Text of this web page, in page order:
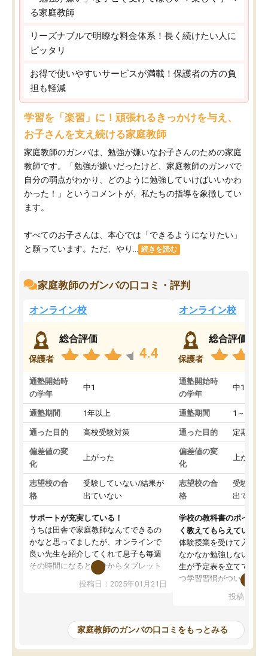
る家庭教師
リーズナブルで明瞭な料金体系！長く続けたい人に
ピッタリ
お得で使いやすいサービスが満載！保護者の方の負
担も軽減
学習を「楽習」に！頑張れるきっかけを与え、
お子さんを支え続ける家庭教師
家庭教師のガンバは、勉強が嫌いなお子さんのための家庭
教師です。「勉強が嫌いだったけど、家庭教師のガンバで
自分の弱点がわかり、どのように勉強していけばいいかわ
かった！」というコメントが、私たちの指導を象徴してい
ます。
すべてのお子さんは、本心では「できるようになりたい」
と願っています。ただ、やり...
続きを読む
家庭教師のガンバの口コミ・評判
オンライン校
保護者
総合評価
4.4
通塾開始時
の学年
中1
通塾期間 1年以上
通った目的 高校受験対策
偏差値の変
化
上がった
志望校の合
格
受験していない/結果が
出ていない
サポートが充実している！
うちは田舎で家庭教師なんてできるの
かなと思ってましたが、オンラインで
良い先生を紹介してくれて息子も毎週
その時間になると自分からタブレット
を開いてzoomを繋げるようになりまし
た！5科目なんでもOKなのもとても気
めて1年ほどだった今では平均点以上の
科目が増えてきました！あと1年受験ま
であるので無料の週末教室を使用しな
投稿日：2025年01月21日
オンライン校
保護者
総合評価
通塾開始時
の学年
中1
通塾期間 1～3ヵ月
通った目的 定期テス
偏差値の変
化
上がった
志望校の合
格
受験して
出ていな
学校の教科書のポイント
く教えてもらえている
体験授業を受けて入塾し
なかなか勉強しない息子
生が予定表を立ててくれ
つ学習習慣がついてきま
指導が無い日も予定表
問できるのでとても助か
投稿日：
家庭教師のガンバの口コミをもっとみる